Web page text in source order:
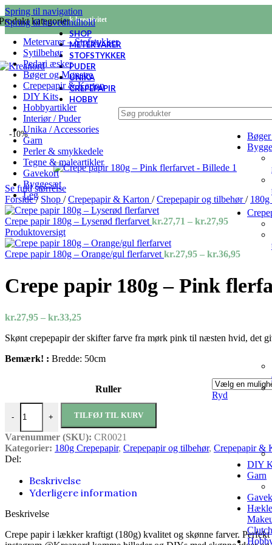
Spring til navigation
Spring til hovedindhold
- Nordisk kreativitet
SHOP
METERVARER
STOFSTYKKER
PUDER
UNIKA
CREPEPAPIR
HOBBY
kategorier
Metervarer – Stofstykker
Sytilbehør
Pedari æsker
Bøger og Mønstre
Crepepapir & Karton
DIY Kits
Hobbyartikler
Interiør / Puder
Unika / Accessories
Garn
Perler & smykkedele
Tegne & maleartikler
Gavekort
Byggesæt
Leg
DIY
Garn
-10%
Se fuld størrelse
Forside/ Shop / Crepepapir & Karton / Crepepapir og tilbehør/
Crepe papir 180g – Lyserød flerfarvet kr.27,71 – kr.27,95
kr.27,95
Produktoversigt
Crepe papir 180g – Orange/gul flerfarvet kr.27,95 – kr.36,95
kr.36,95
Crepe papir 180g – Pink
kr.27,95 – kr.33,25Prisinterval:
til
Skønt crepepapir der skifter farve fra mørk pink til næsten hvid, det
Bemærk! : Bredde: 50cm
Ruller
Ryd
-
Crepe papir 180g – Pink flerfarvet antal
+ TILFØJ TIL KURV
Varenummer (SKU): CR0021
Kategorier: 180g Crepepapir, Crepepapir og tilbehør, Crepepapir &
Del:
Beskrivelse
Yderligere information
Beskrivelse
Crepe papir i lækker kraftigt (180g) kvalitet og skønne farver.